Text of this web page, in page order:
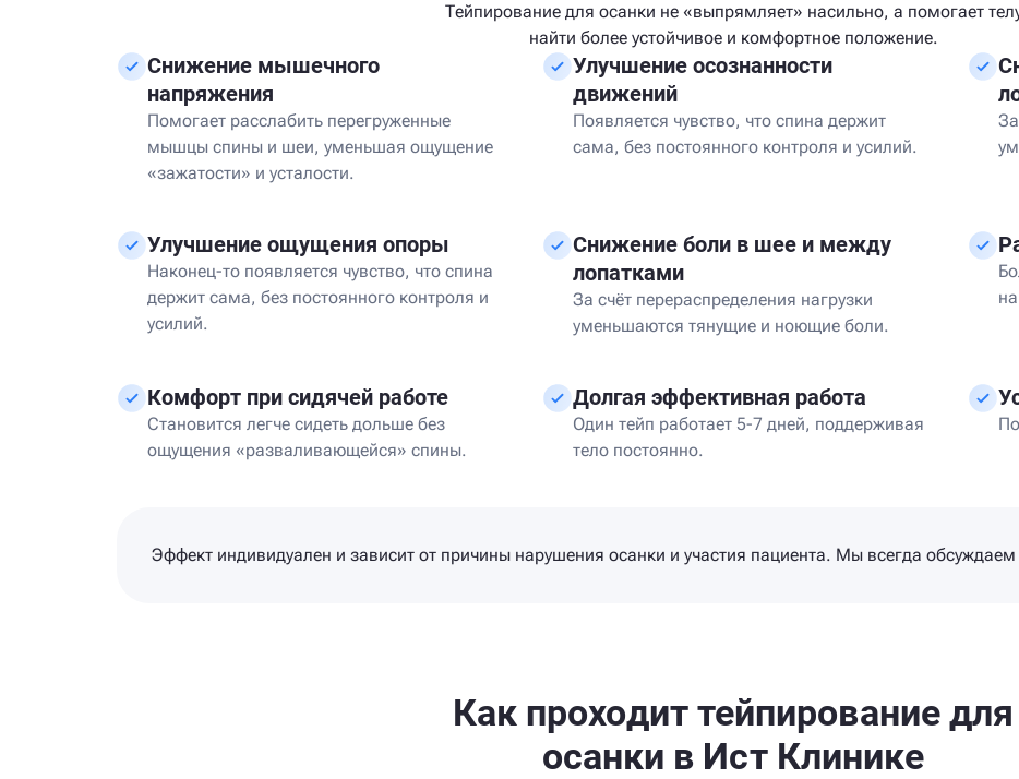
Тейпирование для осанки не «выпрямляет» насильно, а помогает
найти более устойчивое и комфортное положение.
Снижение мышечного
напряжения
Помогает расслабить перегруженные
мышцы спины и шеи, уменьшая ощущение
«зажатости» и усталости.
Улучшение осознанности
движений
Появляется чувство, что спина держит
сама, без постоянного контроля и усилий.
Улучшение ощущения опоры
Наконец-то появляется чувство, что спина
держит сама, без постоянного контроля и
усилий.
Снижение боли в шее и между
лопатками
За счёт перераспределения нагрузки
уменьшаются тянущие и ноющие боли.
Комфорт при сидячей работе
Становится легче сидеть дольше без
ощущения «разваливающейся» спины.
Долгая эффективная работа
Один тейп работает 5-7 дней, поддерживая
тело постоянно.
Эффект индивидуален и зависит от причины нарушения осанки и участия пациента. Мы всегда
Как проходит тейпирование для
осанки в Ист Клинике